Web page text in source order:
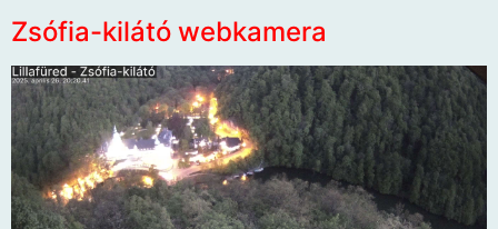
Zsófia-kilátó webkamera